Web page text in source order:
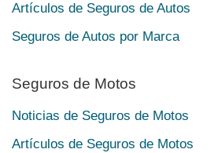
Artículos de Seguros de Autos
Seguros de Autos por Marca
Seguros de Motos
Noticias de Seguros de Motos
Artículos de Seguros de Motos